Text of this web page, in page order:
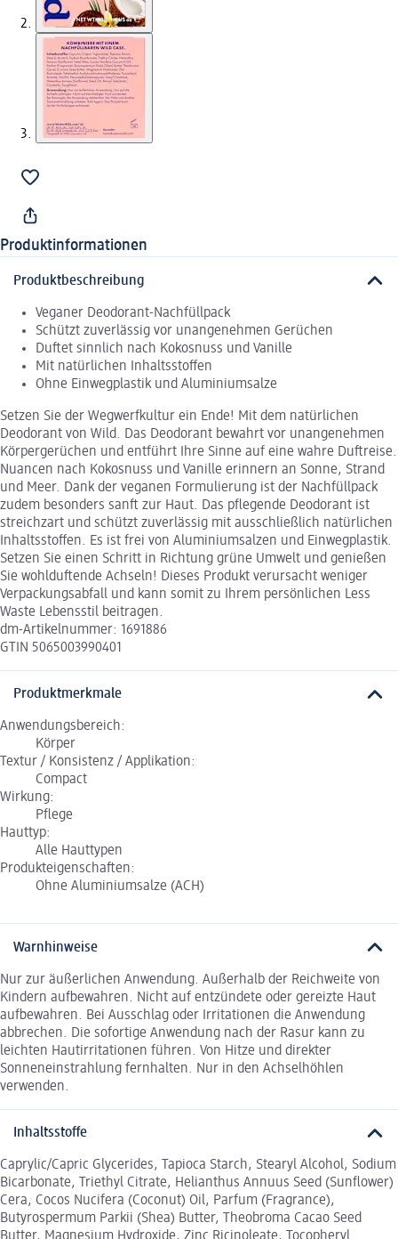
Produktinformationen
Produktbeschreibung
Veganer Deodorant-Nachfüllpack
Schützt zuverlässig vor unangenehmen Gerüchen
Duftet sinnlich nach Kokosnuss und Vanille
Mit natürlichen Inhaltsstoffen
Ohne Einwegplastik und Aluminiumsalze
Setzen Sie der Wegwerfkultur ein Ende! Mit dem natürlichen
Deodorant von Wild. Das Deodorant bewahrt vor unangenehmen
Körpergerüchen und entführt Ihre Sinne auf eine wahre Duftreise.
Nuancen nach Kokosnuss und Vanille erinnern an Sonne, Strand
und Meer. Dank der veganen Formulierung ist der Nachfüllpack
zudem besonders sanft zur Haut. Das pflegende Deodorant ist
streichzart und schützt zuverlässig mit ausschließlich natürlichen
Inhaltsstoffen. Es ist frei von Aluminiumsalzen und Einwegplastik.
Setzen Sie einen Schritt in Richtung grüne Umwelt und genießen
Sie wohlduftende Achseln! Dieses Produkt verursacht weniger
Verpackungsabfall und kann somit zu Ihrem persönlichen Less
Waste Lebensstil beitragen.
dm-Artikelnummer: 1691886
GTIN 5065003990401
Produktmerkmale
Anwendungsbereich:
Körper
Textur / Konsistenz / Applikation:
Compact
Wirkung:
Pflege
Hauttyp:
Alle Hauttypen
Produkteigenschaften:
Ohne Aluminiumsalze (ACH)
Warnhinweise
Nur zur äußerlichen Anwendung. Außerhalb der Reichweite von
Kindern aufbewahren. Nicht auf entzündete oder gereizte Haut
aufbewahren. Bei Ausschlag oder Irritationen die Anwendung
abbrechen. Die sofortige Anwendung nach der Rasur kann zu
leichten Hautirritationen führen. Von Hitze und direkter
Sonneneinstrahlung fernhalten. Nur in den Achselhöhlen
verwenden.
Inhaltsstoffe
Caprylic/Capric Glycerides, Tapioca Starch, Stearyl Alcohol, Sodium
Bicarbonate, Triethyl Citrate, Helianthus Annuus Seed (Sunflower)
Cera, Cocos Nucifera (Coconut) Oil, Parfum (Fragrance),
Butyrospermum Parkii (Shea) Butter, Theobroma Cacao Seed